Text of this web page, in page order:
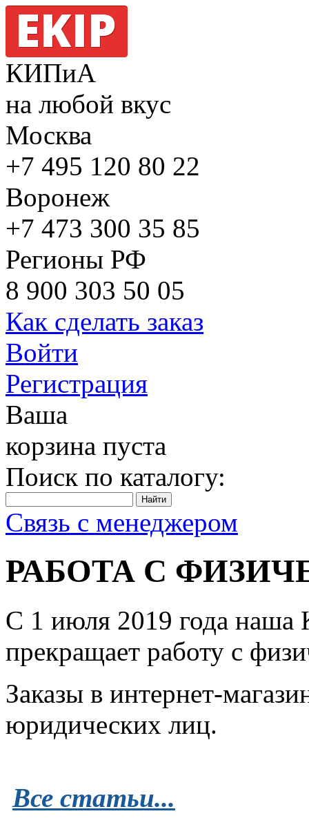
КИПиА
на любой вкус
Москва
+7 495 120 80 22
Воронеж
+7 473 300 35 85
Регионы РФ
8 900 303 50 05
Как сделать заказ
Войти
Регистрация
Ваша
корзина пуста
Поиск по каталогу:
Связь с менеджером
РАБОТА С
С 1 июля 2019 года наша
прекращает работу с
Заказы в интернет-
юридических лиц.
Все статьи...